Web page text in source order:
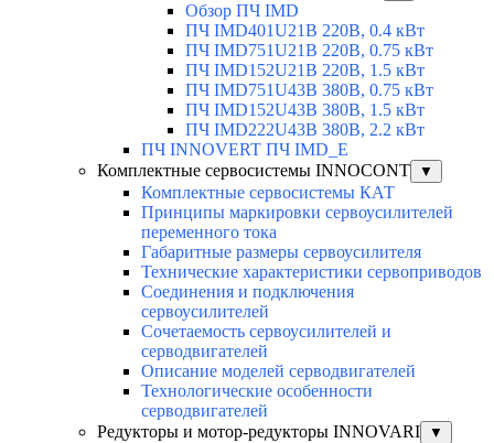
Обзор ПЧ IMD
ПЧ IMD401U21B 220В, 0.4 кВт
ПЧ IMD751U21B 220В, 0.75 кВт
ПЧ IMD152U21B 220В, 1.5 кВт
ПЧ IMD751U43B 380В, 0.75 кВт
ПЧ IMD152U43B 380В, 1.5 кВт
ПЧ IMD222U43B 380В, 2.2 кВт
ПЧ INNOVERT ПЧ IMD_E
Комплектные сервосистемы INNOCONT
▼
Комплектные сервосистемы КАТ
Принципы маркировки сервоусилителей
переменного тока
Габаритные размеры сервоусилителя
Технические характеристики сервоприводов
Соединения и подключения
сервоусилителей
Сочетаемость сервоусилителей и
серводвигателей
Описание моделей серводвигателей
Технологические особенности
серводвигателей
Редукторы и мотор-редукторы INNOVARI
▼